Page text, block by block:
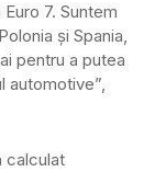
7. Suntem
şi Spania,
pentru a putea
automotive”,
calculat